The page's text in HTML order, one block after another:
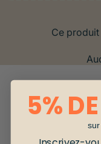
Ce
5%
sur